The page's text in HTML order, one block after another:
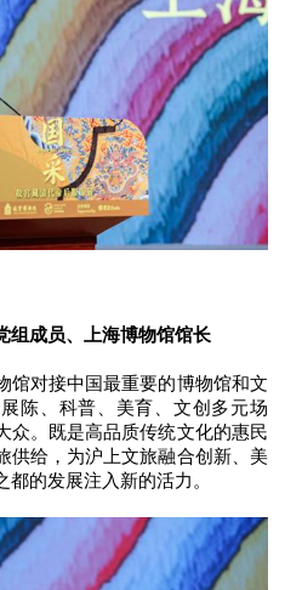
成员、上海博物馆馆长
对接中国最重要的博物馆和文
陈、科普、美育、文创多元场
众。既是高品质传统文化的惠民
供给，为沪上文旅融合创新、美
的发展注入新的活力。